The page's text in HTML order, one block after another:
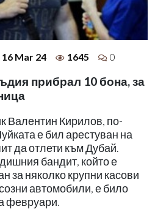
16 Mar 24 1645 0
прибрал 10 бона, за
Валентин Кирилов, по-
е бил арестуван на
да отлети към Дубай.
бандит, който е
за няколко крупни касови
автомобили, е било
февруари.